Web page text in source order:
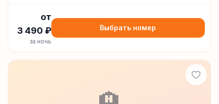
от
3 490 ₽
за ночь
Выбрать номер